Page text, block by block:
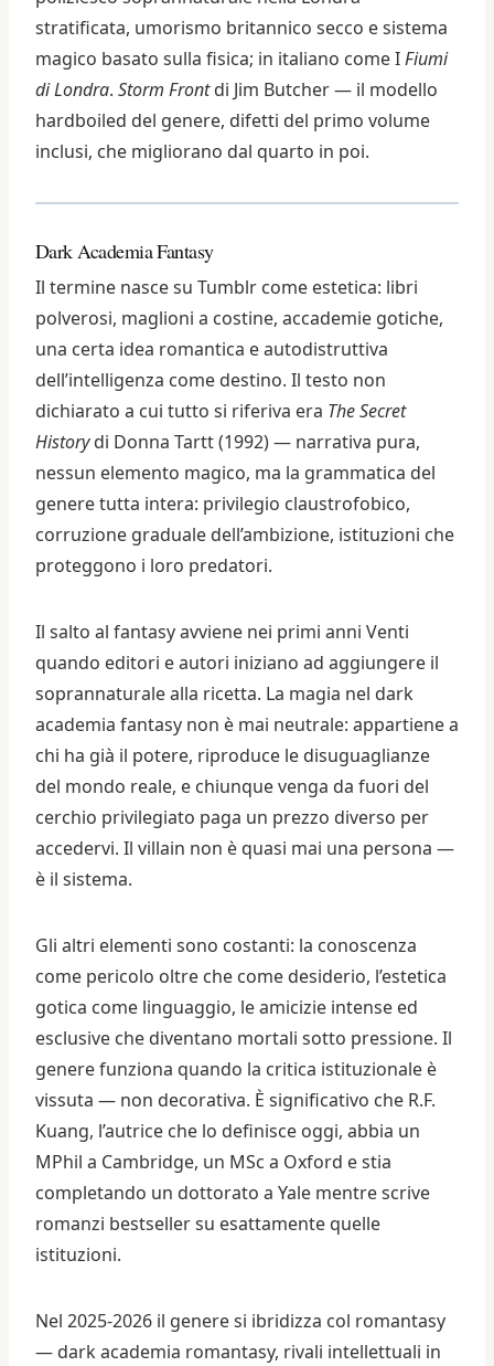
stratificata, umorismo britannico secco e sistema
magico basato sulla fisica; in italiano come IFiumi
di Londra. Storm Frontdi Jim Butcher — il modello
hardboiled del genere, difetti del primo volume
inclusi, che migliorano dal quarto in poi.
Dark Academia Fantasy
Il termine nasce su Tumblr come estetica: libri
polverosi, maglioni a costine, accademie gotiche,
una certa idea romantica e autodistruttiva
dell’intelligenza come destino. Il testo non
dichiarato a cui tutto si riferiva era The Secret
Historydi Donna Tartt (1992) — narrativa pura,
nessun elemento magico, ma la grammatica del
genere tutta intera: privilegio claustrofobico,
corruzione graduale dell’ambizione, istituzioni che
proteggono i loro predatori.
Il salto al fantasy avviene nei primi anni Venti
quando editori e autori iniziano ad aggiungere il
soprannaturale alla ricetta. La magia nel dark
academia fantasy non è mai neutrale: appartiene a
chi ha già il potere, riproduce le disuguaglianze
del mondo reale, e chiunque venga da fuori del
cerchio privilegiato paga un prezzo diverso per
accedervi. Il villain non è quasi mai una persona —
è il sistema.
Gli altri elementi sono costanti: la conoscenza
come pericolo oltre che come desiderio, l’estetica
gotica come linguaggio, le amicizie intense ed
esclusive che diventano mortali sotto pressione. Il
genere funziona quando la critica istituzionale è
vissuta — non decorativa. È significativo che R.F.
Kuang, l’autrice che lo definisce oggi, abbia un
MPhil a Cambridge, un MSc a Oxford e stia
completando un dottorato a Yale mentre scrive
romanzi bestseller su esattamente quelle
istituzioni.
Nel 2025-2026 il genere si ibridizza col romantasy
— dark academia romantasy, rivali intellettuali in